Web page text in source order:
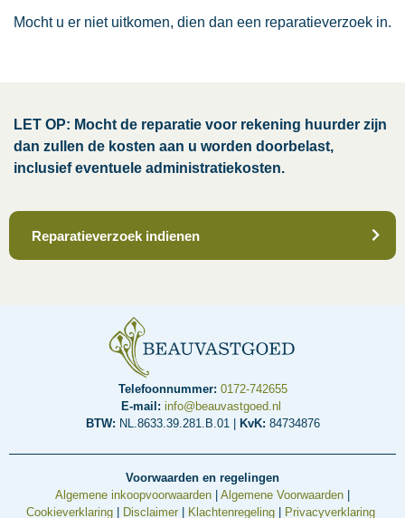
Mocht u er niet uitkomen, dien dan een reparatieverzoek in.
LET OP: Mocht de reparatie voor rekening huurder zijn
dan zullen de kosten aan u worden doorbelast,
inclusief eventuele administratiekosten.
Reparatieverzoek indienen
Telefoonnummer: 0172-742655
E-mail: info@beauvastgoed.nl
BTW: NL.8633.39.281.B.01 | KvK: 84734876
Voorwaarden en regelingen
Algemene inkoopvoorwaarden
Algemene Voorwaarden
Cookieverklaring
Disclaimer Klachtenregeling Privacyverklaring